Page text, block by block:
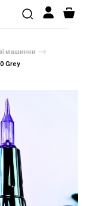
машинки
Grey